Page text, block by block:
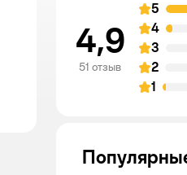
4,9
51 отзыв
5
оценка
4
оценка
3
оценка
2
оценка
1